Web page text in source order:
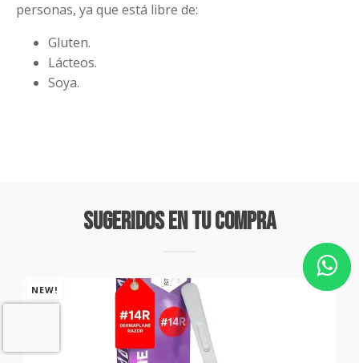
personas, ya que está libre de:
Gluten.
Lácteos.
Soya.
Sugeridos En Tu Compra
NEW!